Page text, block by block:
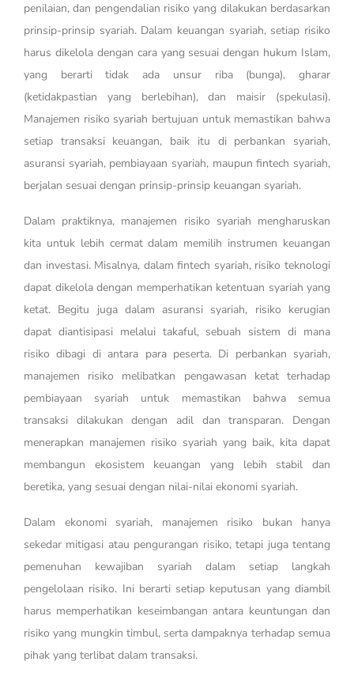
penilaian, dan pengendalian risiko yang dilakukan berdasarkan
prinsip-prinsip syariah. Dalam keuangan syariah, setiap risiko
harus dikelola dengan cara yang sesuai dengan hukum Islam,
yang berarti tidak ada unsur riba (bunga), gharar
(ketidakpastian yang berlebihan), dan maisir (spekulasi).
Manajemen risiko syariah bertujuan untuk memastikan bahwa
setiap transaksi keuangan, baik itu di perbankan syariah,
asuransi syariah, pembiayaan syariah, maupun fintech syariah,
berjalan sesuai dengan prinsip-prinsip keuangan syariah.
Dalam praktiknya, manajemen risiko syariah mengharuskan
kita untuk lebih cermat dalam memilih instrumen keuangan
dan investasi. Misalnya, dalam fintech syariah, risiko teknologi
dapat dikelola dengan memperhatikan ketentuan syariah yang
ketat. Begitu juga dalam asuransi syariah, risiko kerugian
dapat diantisipasi melalui takaful, sebuah sistem di mana
risiko dibagi di antara para peserta. Di perbankan syariah,
manajemen risiko melibatkan pengawasan ketat terhadap
pembiayaan syariah untuk memastikan bahwa semua
transaksi dilakukan dengan adil dan transparan. Dengan
menerapkan manajemen risiko syariah yang baik, kita dapat
membangun ekosistem keuangan yang lebih stabil dan
beretika, yang sesuai dengan nilai-nilai ekonomi syariah.
Dalam ekonomi syariah, manajemen risiko bukan hanya
sekedar mitigasi atau pengurangan risiko, tetapi juga tentang
pemenuhan kewajiban syariah dalam setiap langkah
pengelolaan risiko. Ini berarti setiap keputusan yang diambil
harus memperhatikan keseimbangan antara keuntungan dan
risiko yang mungkin timbul, serta dampaknya terhadap semua
pihak yang terlibat dalam transaksi.